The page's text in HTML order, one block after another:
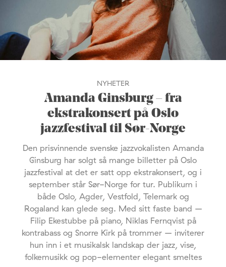
NYHETER
Amanda Ginsburg – fra
ekstrakonsert på Oslo
jazzfestival til Sør-Norge
Den prisvinnende svenske jazzvokalisten Amanda
Ginsburg har solgt så mange billetter på Oslo
jazzfestival at det er satt opp ekstrakonsert, og i
september står Sør-Norge for tur. Publikum i
både Oslo, Agder, Vestfold, Telemark og
Rogaland kan glede seg. Med sitt faste band –
Filip Ekestubbe på piano, Niklas Fernqvist på
kontrabass og Snorre Kirk på trommer – inviterer
hun inn i et musikalsk landskap der jazz, vise,
folkemusikk og pop-elementer elegant smeltes